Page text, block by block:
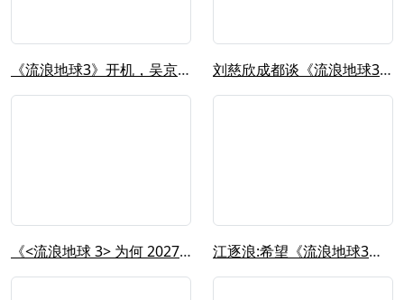
《流浪地球3》开机，吴京喊沈腾“沈叔... 刘慈欣成都谈《流浪地球3》最大挑战:...
《<流浪地球 3> 为何 2027 ... 江逐浪:希望《流浪地球3》延续更多的...